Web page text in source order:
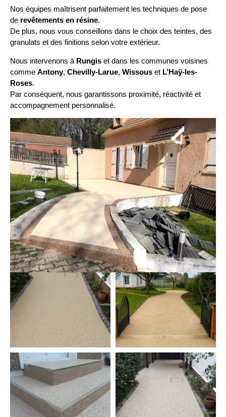
Nos équipes maîtrisent parfaitement les techniques de pose
de revêtements en résine.
De plus, nous vous conseillons dans le choix des teintes, des
granulats et des finitions selon votre extérieur.
Nous intervenons à Rungis et dans les communes voisines
comme Antony, Chevilly-Larue, Wissous et L’Haÿ-les-
Roses.
Par conséquent, nous garantissons proximité, réactivité et
accompagnement personnalisé.